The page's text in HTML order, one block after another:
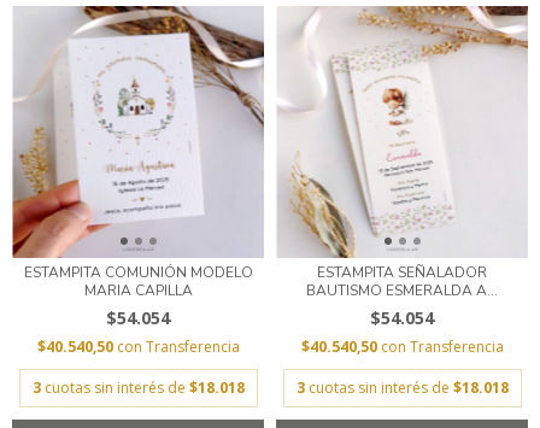
ESTAMPITA COMUNIÓN MODELO
MARIA CAPILLA
$54.054
$40.540,50 con Transferencia
3 cuotas sin interés de $18.018
ESTAMPITA SEÑALADOR
BAUTISMO ESMERALDA A...
$54.054
$40.540,50 con Transferencia
3 cuotas sin interés de $18.018